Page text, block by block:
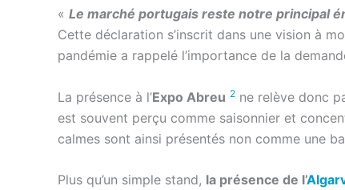
« Le marché portugais reste notre principal
Cette déclaration s’inscrit dans une vision à
pandémie a rappelé l’importance de la
La présence à l’Expo Abreu 2 ne relève donc
est souvent perçu comme saisonnier et
calmes sont ainsi présentés non comme une
Plus qu’un simple stand, la présence de l’